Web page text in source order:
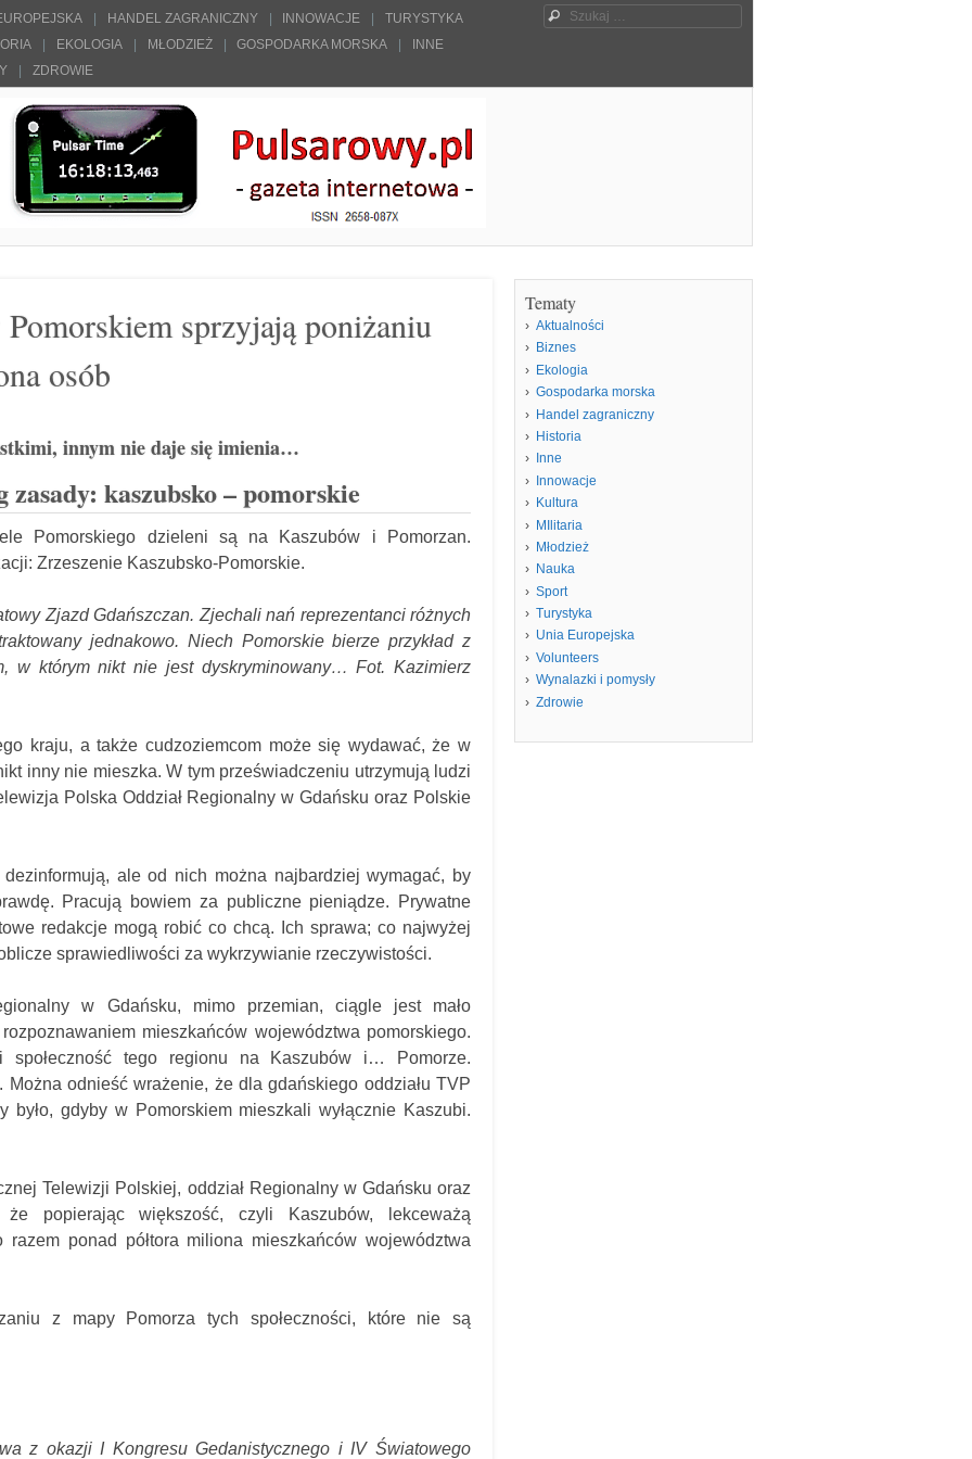
HANDEL ZAGRANICZNY INNOWACJE
TURYSTYKA
EKOLOGIA MŁODZIEŻ GOSPODARKA MORSKA
INNE
ZDROWIE
Szukaj
sprzyjają poniżaniu
osób
innym nie daje się imienia…
kaszubsko – pomorskie
Pomorskiego dzieleni są na Kaszubów i Pomorzan.
Zrzeszenie Kaszubsko-Pomorskie.
Zjazd Gdańszczan. Zjechali nań reprezentanci różnych
jednakowo. Niech Pomorskie bierze przykład z
w którym nikt nie jest dyskryminowany… Fot. Kazimierz
kraju, a także cudzoziemcom może się wydawać, że w
inny nie mieszka. W tym przeświadczeniu utrzymują ludzi
Polska Oddział Regionalny w Gdańsku oraz Polskie
ale od nich można najbardziej wymagać, by
Pracują bowiem za publiczne pieniądze. Prywatne
redakcje mogą robić co chcą. Ich sprawa; co najwyżej
sprawiedliwości za wykrzywianie rzeczywistości.
w Gdańsku, mimo przemian, ciągle jest mało
mieszkańców województwa pomorskiego.
społeczność tego regionu na Kaszubów i… Pomorze.
odnieść wrażenie, że dla gdańskiego oddziału TVP
gdyby w Pomorskiem mieszkali wyłącznie Kaszubi.
Telewizji Polskiej, oddział Regionalny w Gdańsku oraz
popierając większość, czyli Kaszubów, lekceważą
ponad półtora miliona mieszkańców województwa
z mapy Pomorza tych społeczności, które nie są
z okazji I Kongresu Gedanistycznego i IV Światowego
Tematy
Aktualności
Biznes
Ekologia
Gospodarka morska
Handel zagraniczny
Historia
Inne
Innowacje
Kultura
MIlitaria
Młodzież
Nauka
Sport
Turystyka
Unia Europejska
Volunteers
Wynalazki i pomysły
Zdrowie